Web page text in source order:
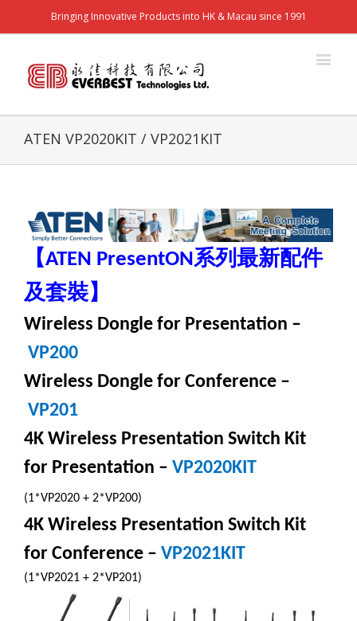
Bringing Innovative Products into HK & Macau since 1991
ATEN VP2020KIT / VP2021KIT
【ATEN PresentON系列最新配件
及套裝】
Wireless Dongle for Presentation –
VP200
Wireless Dongle for Conference –
VP201
4K Wireless Presentation Switch Kit
for Presentation – VP2020KIT
(1*VP2020 + 2*VP200)
4K Wireless Presentation Switch Kit
for Conference – VP2021KIT
(1*VP2021 + 2*VP201)